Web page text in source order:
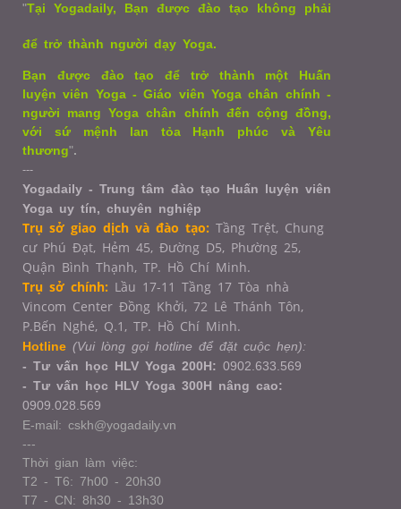
"Tại Yogadaily, Bạn được đào tạo không phải
để trở thành người dạy Yoga.
Bạn được đào tạo để trở thành một Huấn
luyện viên Yoga - Giáo viên Yoga chân chính -
người mang Yoga chân chính đến cộng đồng,
với sứ mệnh lan tỏa Hạnh phúc và Yêu
thương".
---
Yogadaily - Trung tâm đào tạo Huấn luyện viên
Yoga uy tín, chuyên nghiệp
Trụ sở giao dịch và đào tạo: Tầng Trệt, Chung
cư Phú Đạt, Hẻm 45, Đường D5, Phường 25,
Quận Bình Thạnh, TP. Hồ Chí Minh.
Trụ sở chính: Lầu 17-11 Tầng 17 Tòa nhà
Vincom Center Đồng Khởi, 72 Lê Thánh Tôn,
P.Bến Nghé, Q.1, TP. Hồ Chí Minh.
Hotline (Vui lòng gọi hotline để đặt cuộc hẹn):
- Tư vấn học HLV Yoga 200H: 0902.633.569
- Tư vấn học HLV Yoga 300H nâng cao:
0909.028.569
E-mail: cskh@yogadaily.vn
---
Thời gian làm việc:
T2 - T6: 7h00 - 20h30
T7 - CN: 8h30 - 13h30